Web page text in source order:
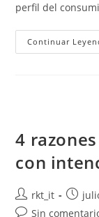
perfil del
Continuar
4
con
rkt_it
Sin